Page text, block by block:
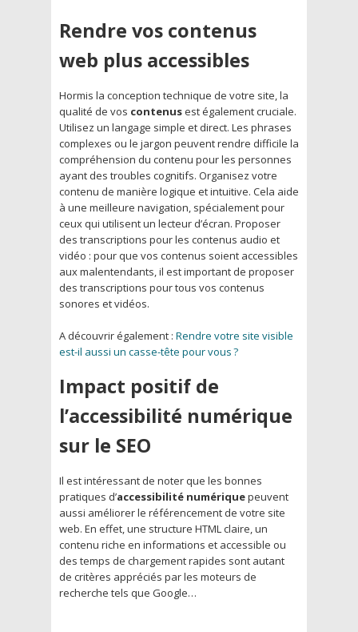
Rendre vos contenus
web plus accessibles
Hormis la conception technique de votre site, la
qualité de vos contenusest également cruciale.
Utilisez un langage simple et direct. Les phrases
complexes ou le jargon peuvent rendre difficile la
compréhension du contenu pour les personnes
ayant des troubles cognitifs. Organisez votre
contenu de manière logique et intuitive. Cela aide
à une meilleure navigation, spécialement pour
ceux qui utilisent un lecteur d’écran. Proposer
des transcriptions pour les contenus audio et
vidéo : pour que vos contenus soient accessibles
aux malentendants, il est important de proposer
des transcriptions pour tous vos contenus
sonores et vidéos.
A découvrir également : Rendre votre site visible
est-il aussi un casse-tête pour vous ?
Impact positif de
l’accessibilité numérique
sur le SEO
Il est intéressant de noter que les bonnes
pratiques d’accessibilité numériquepeuvent
aussi améliorer le référencement de votre site
web. En effet, une structure HTML claire, un
contenu riche en informations et accessible ou
des temps de chargement rapides sont autant
de critères appréciés par les moteurs de
recherche tels que Google…